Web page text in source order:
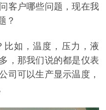
客户哪些问题，现在我
？
如，温度，压力，液
，那我们说的都是仪表
司可以生产显示温度，